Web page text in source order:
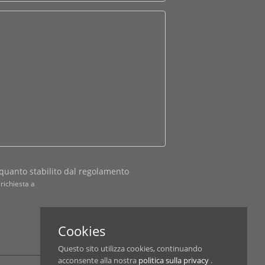
stabilito dal regolamento
a
Cookies
Questo sito utilizza cookies, continuando
acconsente alla nostra politica sulla privacy .